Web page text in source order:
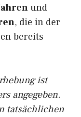
und
, die in der
bereits
ist
angegeben.
tatsächlichen